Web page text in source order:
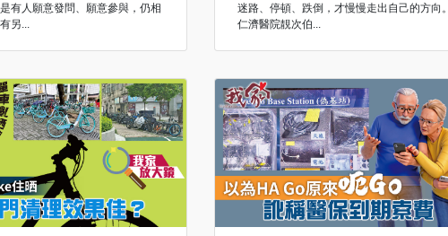
有人願意發問、願意參與，仍相
另...
迷路、停頓、跌倒，才慢慢走出自己的方向。
仁濟醫院靚次伯...